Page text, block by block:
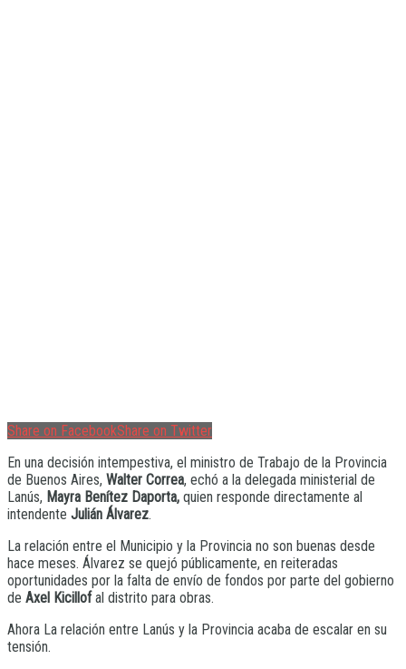
Share on FacebookShare on Twitter
En una decisión intempestiva, el ministro de Trabajo de la Provincia
de Buenos Aires, Walter Correa, echó a la delegada ministerial de
Lanús, Mayra Benítez Daporta, quien responde directamente al
intendente Julián Álvarez.
La relación entre el Municipio y la Provincia no son buenas desde
hace meses. Álvarez se quejó públicamente, en reiteradas
oportunidades por la falta de envío de fondos por parte del gobierno
de Axel Kicillofal distrito para obras.
Ahora La relación entre Lanús y la Provincia acaba de escalar en su
tensión.